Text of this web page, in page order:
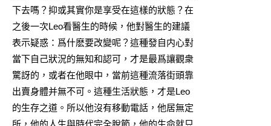
下去嗎？抑或其實你是享受在這樣的狀態？在
之後一次Leo看醫生的時候，他對醫生的建議
表示疑惑：爲什麽要改變呢？這種發自内心對
當下自己狀況的無知和認可，才是最爲讓觀衆
驚訝的，或者在他眼中，當前這種流落街頭靠
出賣身體并無不可。這種生活狀態，才是Leo
的生存之道。所以他沒有移動電話，他居無定